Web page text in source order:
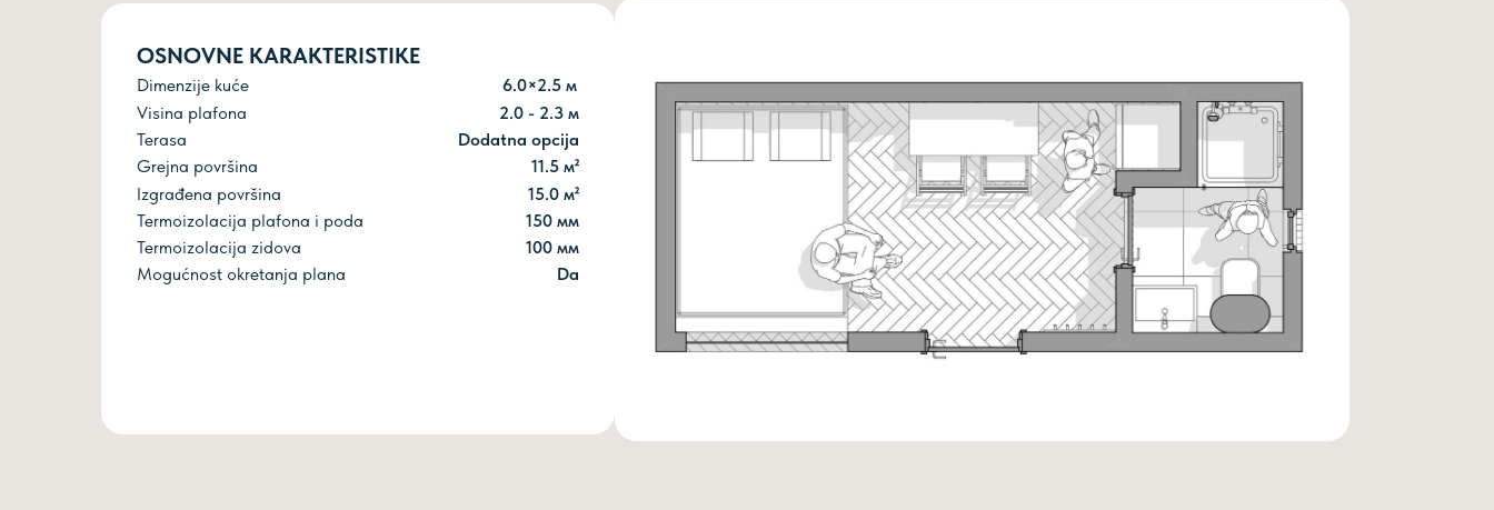
OSNOVNE KARAKTERISTIKE
Dimenzije kuće
6.0×2.5 м
Visina plafona
2.0 - 2.3 м
Terasa
Dodatna opcija
Grejna površina
11.5 м²
Izgrađena površina
15.0 м²
Termoizolacija plafona i poda
150 мм
Termoizolacija zidova
100 мм
Mogućnost okretanja plana
Dа